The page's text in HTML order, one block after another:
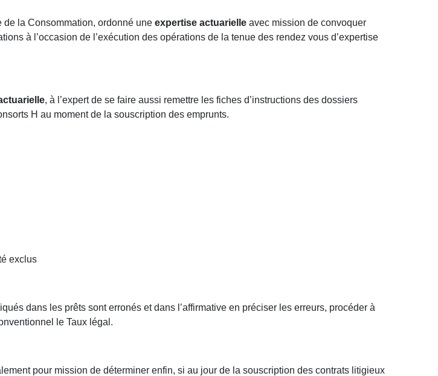
de la Consommation, ordonné uneexpertise actuarielle avec mission de convoquer
à l’occasion de l’exécution des opérations de la tenue des rendez vous d’expertise
, à l’expert de se faire aussi remettre les fiches d’instructions des dossiers
H au moment de la souscription des emprunts.
exclus
dans les prêts sont erronés et dans l’affirmative en préciser les erreurs, procéder à
le Taux légal.
pour mission de déterminer enfin, si au jour de la souscription des contrats litigieux